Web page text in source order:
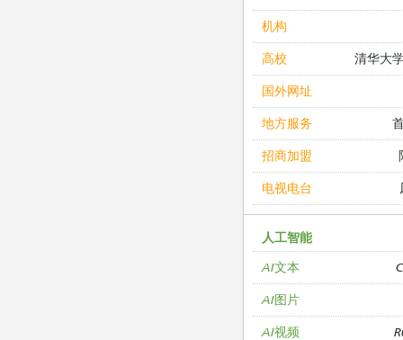
机构
高校 清华大
国外网址
地方服务
招商加盟
电视电台
人工智能
AI文本
AI图片
AI视频